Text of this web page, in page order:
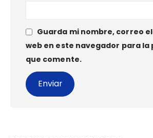
Guarda mi nombre, correo
web en este navegador para la
que comente.